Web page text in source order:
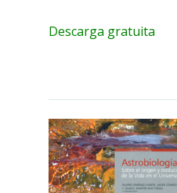
Descarga gratuita